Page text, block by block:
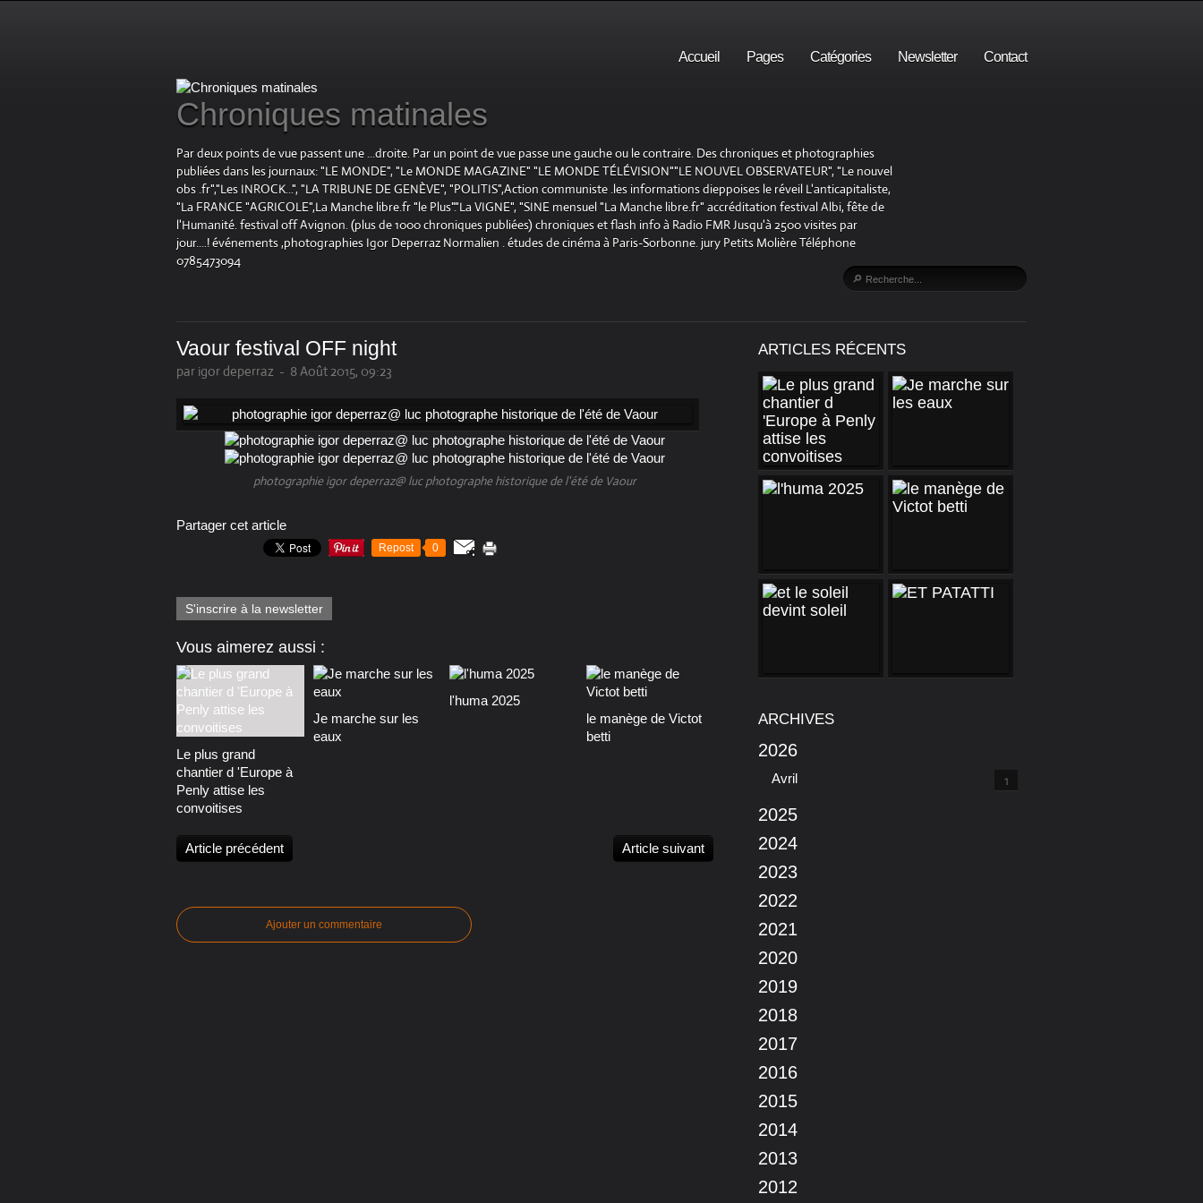
Accueil Pages Catégories Newsletter Contact
Chroniques matinales
Par deux points de vue passent une ...droite. Par un point de vue passe une gauche ou le contraire. Des chroniques et photographies
publiées dans les journaux: "LE MONDE", "Le MONDE MAGAZINE" "LE MONDE TÉLÉVISION""LE NOUVEL OBSERVATEUR", "Le nouvel
obs .fr","Les INROCK...", "LA TRIBUNE DE GENÈVE", "POLITIS",Action communiste .les informations dieppoises le réveil L'anticapitaliste,
"La FRANCE "AGRICOLE",La Manche libre.fr "le Plus"."La VIGNE", "SINE mensuel "La Manche libre.fr" accréditation festival Albi, fête de
l'Humanité. festival off Avignon. (plus de 1000 chroniques publiées) chroniques et flash info à Radio FMR Jusqu'à 2500 visites par
jour....! événements ,photographies Igor Deperraz Normalien . études de cinéma à Paris-Sorbonne. jury Petits Molière Téléphone
0785473094
Vaour festival OFF night
par igor deperraz - 8 Août 2015, 09:23
photographie igor deperraz@ luc photographe historique de l'été de Vaour
Partager cet article
Repost 0
S'inscrire à la newsletter
Vous aimerez aussi :
Le plus grand
chantier d 'Europe à
Penly attise les
convoitises
Je marche sur les
eaux
l'huma 2025
le manège de Victot
betti
Article précédent Article suivant
Ajouter un commentaire
ARTICLES RÉCENTS
ARCHIVES
2026
Avril 1
2025
2024
2023
2022
2021
2020
2019
2018
2017
2016
2015
2014
2013
2012